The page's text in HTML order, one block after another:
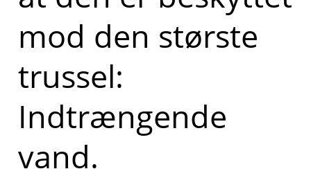
mod den største
trussel:
Indtrængende
vand.